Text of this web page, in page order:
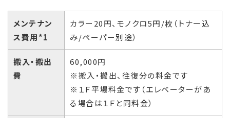
メンテナン
ス費用*1
カラー20円、モノクロ5円/枚（トナー込
み/ペーパー別途）
搬入・搬出
費
60,000円
※搬入・搬出、往復分の料金です
※１Ｆ平場料金です（エレベーターがあ
る場合は１Ｆと同料金）